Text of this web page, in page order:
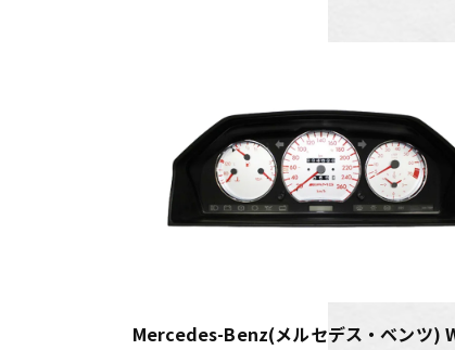
Mercedes-Benz(メルセデス・ベンツ)